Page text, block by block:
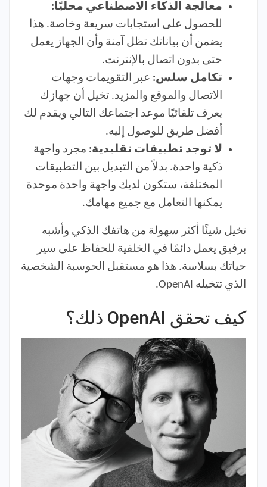
معالجة الذكاء الاصطناعي محليًا:
للحصول على استجابات سريعة وخاصة. هذا
يضمن أن بياناتك تظل آمنة وأن الجهاز يعمل
حتى بدون اتصال بالإنترنت.
تكامل سلس: عبر التقويمات وجهات
الاتصال والموقع والمزيد. تخيل أن جهازك
يعرف تلقائيًا موعد اجتماعك التالي ويقدم لك
أفضل طريق للوصول إليه.
لا توجد تطبيقات تقليدية: مجرد واجهة
ذكية واحدة. بدلاً من التبديل بين التطبيقات
المختلفة، ستكون لديك واجهة واحدة موحدة
يمكنها التعامل مع جميع مهامك.
تخيل شيئًا أكثر سهولة من هاتفك الذكي وأشبه
برفيق يعمل دائمًا في الخلفية للحفاظ على سير
حياتك بسلاسة. هذا هو مستقبل الحوسبة الشخصية
الذي تتخيله OpenAI.
كيف تحقق OpenAI ذلك؟